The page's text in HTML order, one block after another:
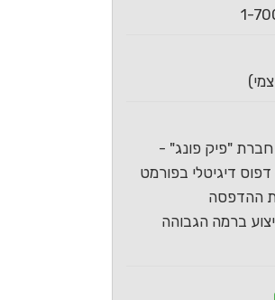
חברת "פיק פונג" -
דיגיטלי בפורמט
ההדפסה
ברמה הגבוהה